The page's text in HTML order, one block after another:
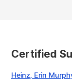
Certified
Heinz, Erin